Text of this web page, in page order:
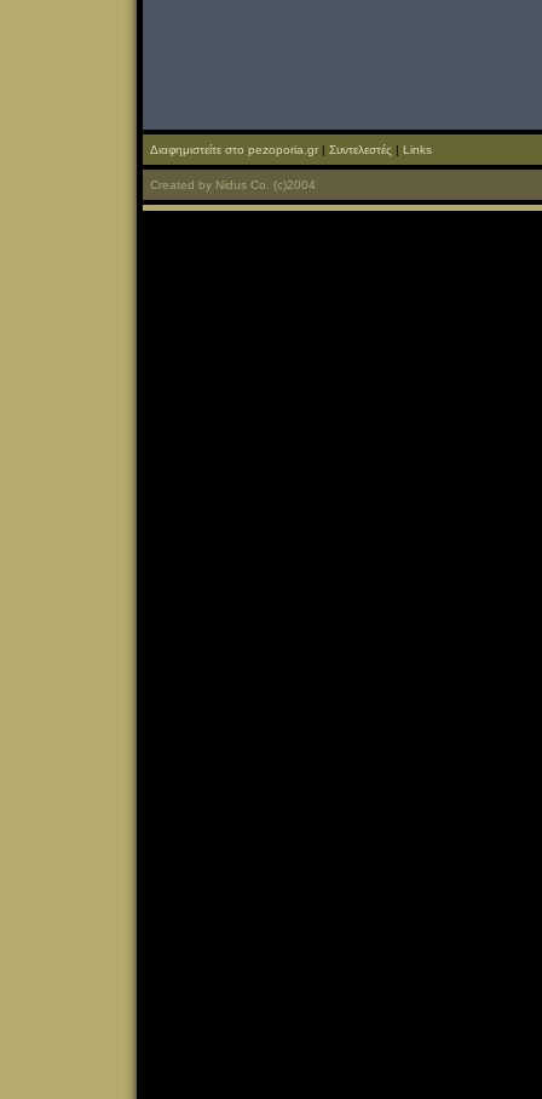
Διαφημιστείτε στο pezoporia.gr | Συντελεστές | Links
Created by Nidus Co. (c)2004